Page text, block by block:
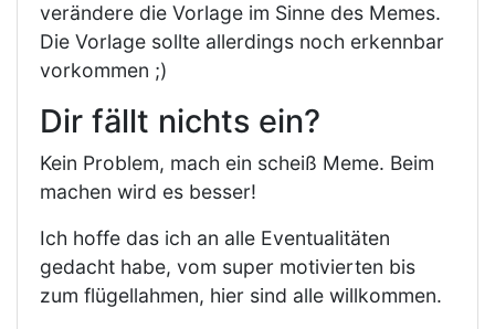
verändere die Vorlage im Sinne des Memes.
Die Vorlage sollte allerdings noch erkennbar
vorkommen ;)
Dir fällt nichts ein?
Kein Problem, mach ein scheiß Meme. Beim
machen wird es besser!
Ich hoffe das ich an alle Eventualitäten
gedacht habe, vom super motivierten bis
zum flügellahmen, hier sind alle willkommen.